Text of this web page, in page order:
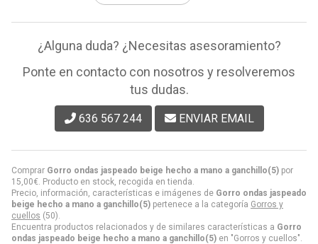
Comprar Gorro ondas jaspeado beige hecho a mano a ganchillo(5) por
15,00€ . Producto en stock, recogida en tienda.
Precio, información, características e imágenes de Gorro ondas jaspeado
beige hecho a mano a ganchillo(5) pertenece a la categoría Gorros y
cuellos (50).
Encuentra productos relacionados y de similares características a Gorro
ondas jaspeado beige hecho a mano a ganchillo(5) en "Gorros y cuellos".
¿Alguna duda? ¿Necesitas asesoramiento?
Ponte en contacto con nosotros y resolveremos
tus dudas.
636 567 244 ENVIAR EMAIL